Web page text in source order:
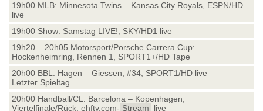
19h00 MLB: Minnesota Twins – Kansas City Royals, ESPN/HD
live
19h00 Show: Samstag LIVE!, SKY/HD1 live
19h20 – 20h05 Motorsport/Porsche Carrera Cup:
Hockenheimring, Rennen 1, SPORT1+/HD Tape
20h00 BBL: Hagen – Giessen, #34, SPORT1/HD live
Letzter Spieltag
20h00 Handball/CL: Barcelona – Kopenhagen,
Viertelfinale/Rück, ehftv.com- Stream live